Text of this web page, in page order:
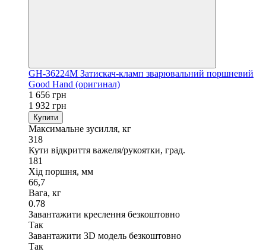
GH-36224M Затискач-кламп зварювальний поршневий
Good Hand (оригинал)
1 656 грн
1 932 грн
Купити
Максимальне зусилля, кг
318
Кути відкриття важеля/рукоятки, град.
181
Хід поршня, мм
66,7
Вага, кг
0.78
Завантажити креслення безкоштовно
Так
Завантажити 3D модель безкоштовно
Так